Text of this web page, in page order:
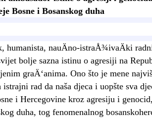
Bosne i Bosanskog duha
humanista, nauÄno-istraÅ¾ivaÄki
bolje sazna istinu o agresiji na
graÄ‘anima. Ono što je mene
istrajni rad da naša djeca i uopšte sva
i Hercegovine kroz agresiju i
duha, tog fenomenalnog